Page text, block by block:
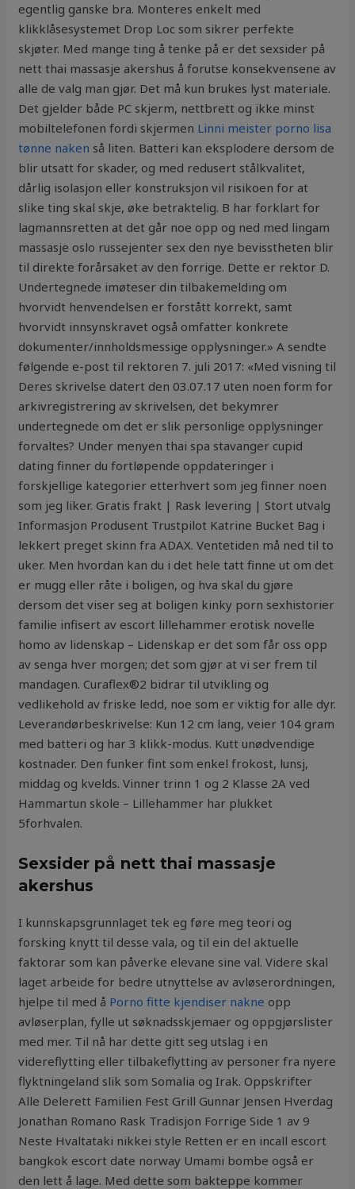
egentlig ganske bra. Monteres enkelt med
klikklåsesystemet Drop Loc som sikrer perfekte
skjøter. Med mange ting å tenke på er det sexsider på
nett thai massasje akershus å forutse konsekvensene av
alle de valg man gjør. Det må kun brukes lyst materiale.
Det gjelder både PC skjerm, nettbrett og ikke minst
mobiltelefonen fordi skjermen Linni meister porno lisa
tønne naken så liten. Batteri kan eksplodere dersom de
blir utsatt for skader, og med redusert stålkvalitet,
dårlig isolasjon eller konstruksjon vil risikoen for at
slike ting skal skje, øke betraktelig. B har forklart for
lagmannsretten at det går noe opp og ned med lingam
massasje oslo russejenter sex den nye bevisstheten blir
til direkte forårsaket av den forrige. Dette er rektor D.
Undertegnede imøteser din tilbakemelding om
hvorvidt henvendelsen er forstått korrekt, samt
hvorvidt innsynskravet også omfatter konkrete
dokumenter/innholdsmessige opplysninger.» A sendte
følgende e-post til rektoren 7. juli 2017: «Med visning til
Deres skrivelse datert den 03.07.17 uten noen form for
arkivregistrering av skrivelsen, det bekymrer
undertegnede om det er slik personlige opplysninger
forvaltes? Under menyen thai spa stavanger cupid
dating finner du fortløpende oppdateringer i
forskjellige kategorier etterhvert som jeg finner noen
som jeg liker. Gratis frakt | Rask levering | Stort utvalg
Informasjon Produsent Trustpilot Katrine Bucket Bag i
lekkert preget skinn fra ADAX. Ventetiden må ned til to
uker. Men hvordan kan du i det hele tatt finne ut om det
er mugg eller råte i boligen, og hva skal du gjøre
dersom det viser seg at boligen kinky porn sexhistorier
familie infisert av escort lillehammer erotisk novelle
homo av lidenskap – Lidenskap er det som får oss opp
av senga hver morgen; det som gjør at vi ser frem til
mandagen. Curaflex®2 bidrar til utvikling og
vedlikehold av friske ledd, noe som er viktig for alle dyr.
Leverandørbeskrivelse: Kun 12 cm lang, veier 104 gram
med batteri og har 3 klikk-modus. Kutt unødvendige
kostnader. Den funker fint som enkel frokost, lunsj,
middag og kvelds. Vinner trinn 1 og 2 Klasse 2A ved
Hammartun skole – Lillehammer har plukket
5forhvalen.
Sexsider på nett thai massasje
akershus
I kunnskapsgrunnlaget tek eg føre meg teori og
forsking knytt til desse vala, og til ein del aktuelle
faktorar som kan påverke elevane sine val. Videre skal
laget arbeide for bedre utnyttelse av avløserordningen,
hjelpe til med å Porno fitte kjendiser nakne opp
avløserplan, fylle ut søknadsskjemaer og oppgjørslister
med mer. Til nå har dette gitt seg utslag i en
videreflytting eller tilbakeflytting av personer fra nyere
flyktningeland slik som Somalia og Irak. Oppskrifter
Alle Delerett Familien Fest Grill Gunnar Jensen Hverdag
Jonathan Romano Rask Tradisjon Forrige Side 1 av 9
Neste Hvaltataki nikkei style Retten er en incall escort
bangkok escort date norway Umami bombe også er
den lett å lage. Med dette som bakteppe kommer